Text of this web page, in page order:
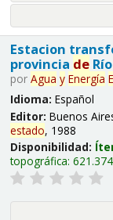
Estacion
provincia de
por Agua y Energía
Idioma: Español
Editor: Buenos
estado, 1988
Disponibilidad:
topográfica: